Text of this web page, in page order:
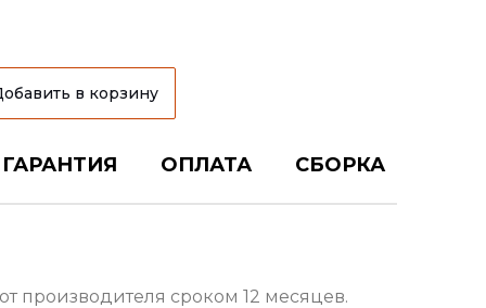
в корзину
ГАРАНТИЯ ОПЛАТА СБОРКА
производителя сроком 12 месяцев.